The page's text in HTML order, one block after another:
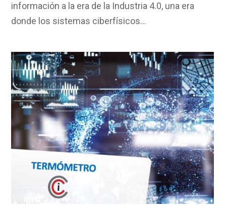
información a la era de la Industria 4.0, una era
donde los sistemas ciberfísicos…